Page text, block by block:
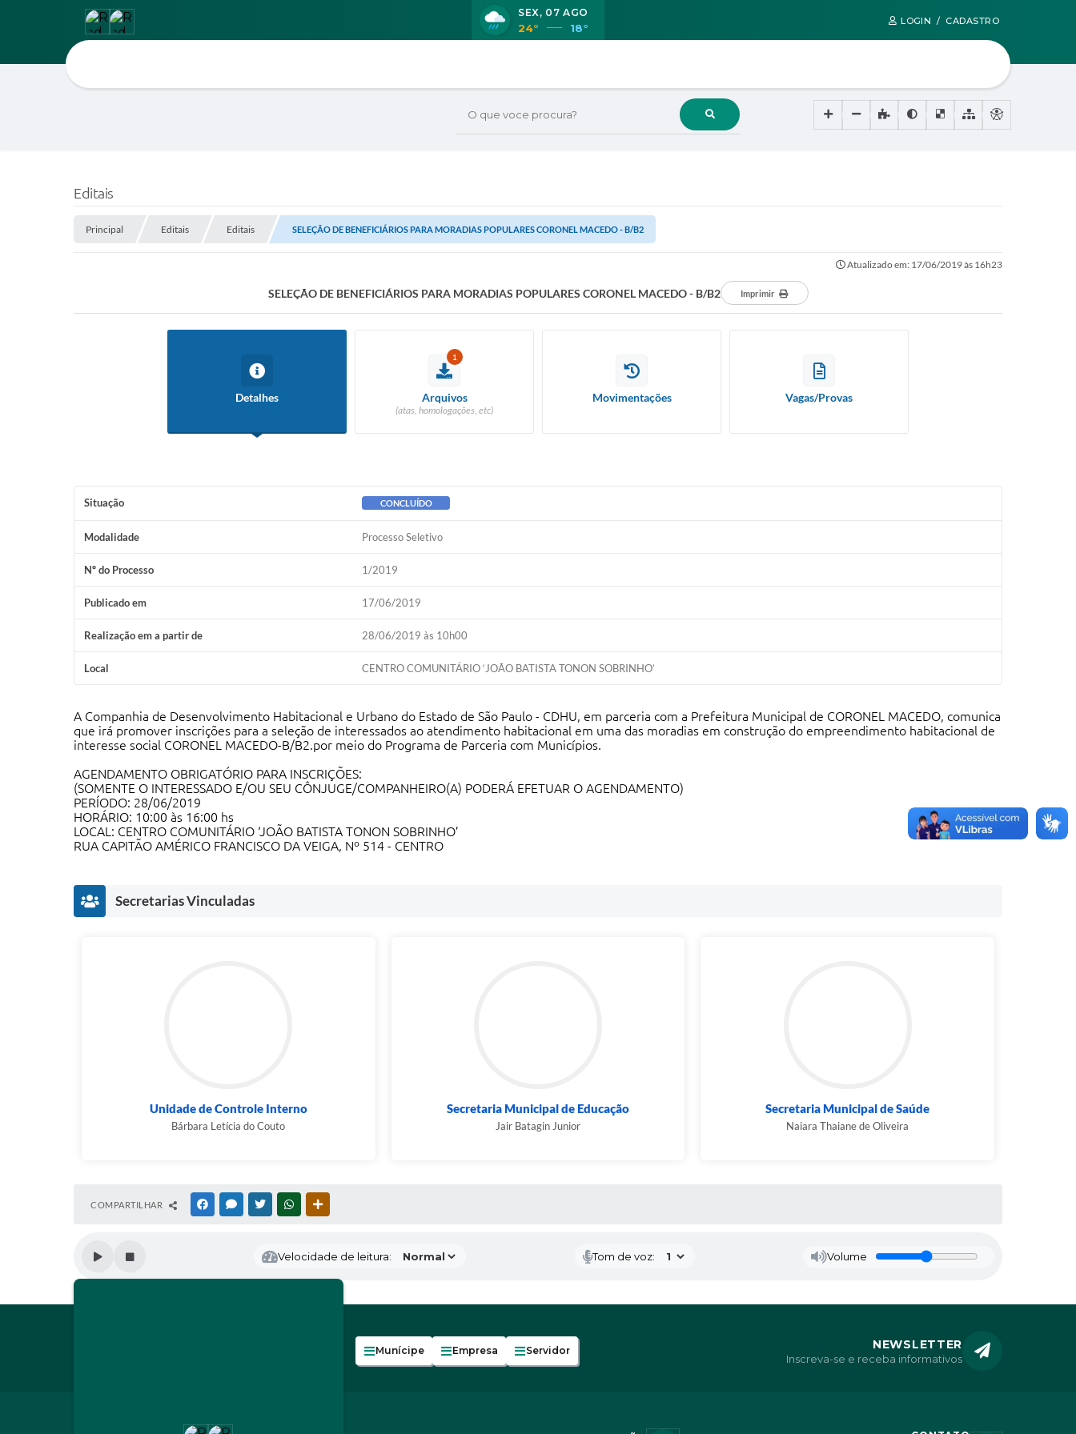
LOGIN / CADASTRO
O que voce procura?
SEX 07 AGO
24° 18°
Editais
Principal Editais Editais SELEÇÃO DE BENEFICIÁRIOS PARA MORADIAS POPULARES CORONEL MACEDO - B/B2
Atualizado em: 17/06/2019 às 16h23
SELEÇÃO DE BENEFICIÁRIOS PARA MORADIAS POPULARES CORONEL MACEDO - B/B2 Imprimir
Detalhes
1
Arquivos
(atas, homologações, etc)
Movimentações Vagas/Provas
Situação CONCLUÍDO
Modalidade Processo Seletivo
Nº do Processo 1/2019
Publicado em 17/06/2019
Realização em a partir de 28/06/2019 às 10h00
Local CENTRO COMUNITÁRIO ‘JOÃO BATISTA TONON SOBRINHO’
A Companhia de Desenvolvimento Habitacional e Urbano do Estado de São Paulo - CDHU, em parceria com a Prefeitura Municipal de CORONEL MACEDO, comunica
que irá promover inscrições para a seleção de interessados ao atendimento habitacional em uma das moradias em construção do empreendimento habitacional de
interesse social CORONEL MACEDO-B/B2.por meio do Programa de Parceria com Municípios.
AGENDAMENTO OBRIGATÓRIO PARA INSCRIÇÕES:
(SOMENTE O INTERESSADO E/OU SEU CÔNJUGE/COMPANHEIRO(A) PODERÁ EFETUAR O AGENDAMENTO)
PERÍODO: 28/06/2019
HORÁRIO: 10:00 às 16:00 hs
LOCAL: CENTRO COMUNITÁRIO ‘JOÃO BATISTA TONON SOBRINHO’
RUA CAPITÃO AMÉRICO FRANCISCO DA VEIGA, Nº 514 - CENTRO
Secretarias Vinculadas
Unidade de Controle Interno
Bárbara Letícia do Couto
Secretaria Municipal de Educação
Jair Batagin Junior
Secretaria Municipal de Saúde
Naiara Thaiane de Oliveira
COMPARTILHAR FACEBOOKMESSENGER
TWITTERWHATSAPP
Velocidade de leitura: Tom de voz: Volume
NEWSLETTER
Inscreva-se e receba informativos
Munícipe Empresa Servidor